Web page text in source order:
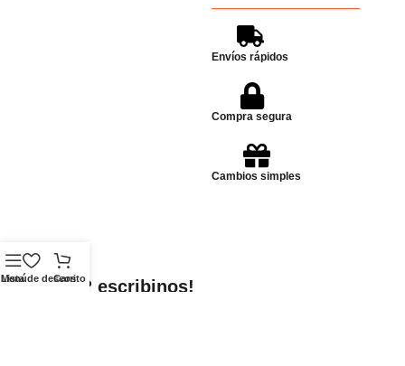
Envíos rápidos
Compra segura
Cambios simples
Dudas? escribinos!
Menú
Lista de deseos
Carrito